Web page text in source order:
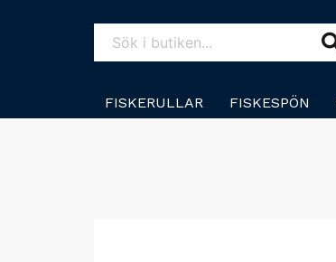
FISKERULLAR FISKESPÖN